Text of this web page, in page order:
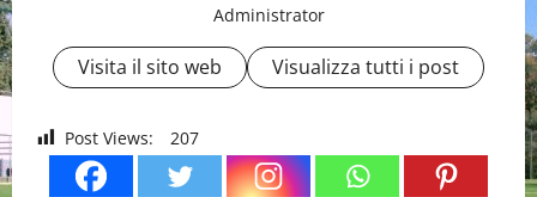
Administrator
Visita il sito web Visualizza tutti i post
Post Views: 207